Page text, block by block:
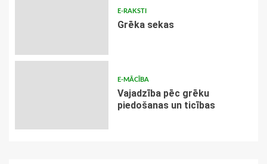
E-RAKSTI
Grēka sekas
E-MĀCĪBA
Vajadzība pēc grēku
piedošanas un ticības